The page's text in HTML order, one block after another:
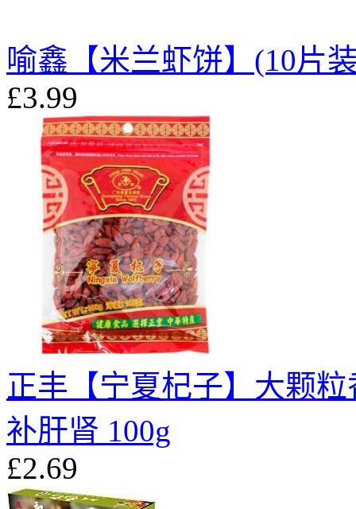
喻鑫【米兰虾饼】(10片
£3.99
正丰【宁夏杞子】大颗
补肝肾 100g
£2.69